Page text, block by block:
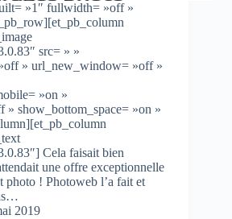
»1″ fullwidth= »off »
src= » »
» url_new_window= »off »
»on »
show_bottom_space= »on »
Cela faisait bien
une offre exceptionnelle
photo ! Photoweb l’a fait et
2019